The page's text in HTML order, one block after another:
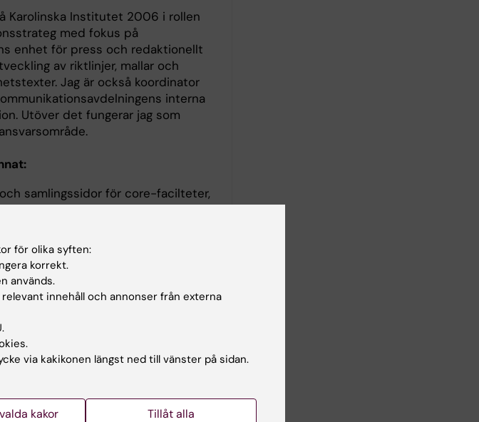
Karolinska Institutet 2006 i rollen
med fokus på
enhet för press och redaktionellt
av riktlinjer, mallar och
Jag är också koordinator
interna
Utöver det fungerar jag som
samlingssidor för core-facilteter,
jag varit redaktör för (vi är några
för olika syften:
korrekt.
används.
innehåll och annonser från externa
via kakikonen längst ned till vänster på sidan.
kakor Tillåt alla